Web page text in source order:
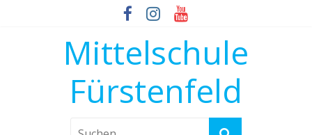
Mittelschule
Fürstenfeld